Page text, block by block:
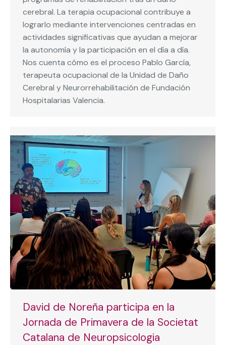
cerebral. La terapia ocupacional contribuye a
lograrlo mediante intervenciones centradas en
actividades significativas que ayudan a mejorar
la autonomía y la participación en el día a día.
Nos cuenta cómo es el proceso Pablo García,
terapeuta ocupacional de la Unidad de Daño
Cerebral y Neurorrehabilitación de Fundación
Hospitalarias Valencia.
David de Noreña participa en la
Jornada de Primavera de la Societat
Catalana de Neuropsicologia